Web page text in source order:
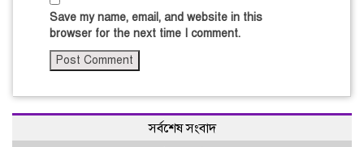
Save my name, email, and website in this
browser for the next time I comment.
সর্বশেষ সংবাদ